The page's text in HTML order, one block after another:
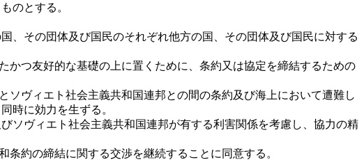
のとする。
、その団体及び国民のそれぞれ他方の国、その団体及び国民に対する
かつ友好的な基礎の上に置くために、条約又は協定を締結するための
ヴィエト社会主義共和国連邦との間の条約及び海上において遭難し
時に効力を生ずる。
ソヴィエト社会主義共和国連邦が有する利害関係を考慮し、協力の精
約の締結に関する交渉を継続することに同意する。